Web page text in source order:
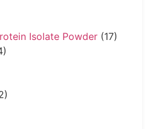
Isolate Powder (17)